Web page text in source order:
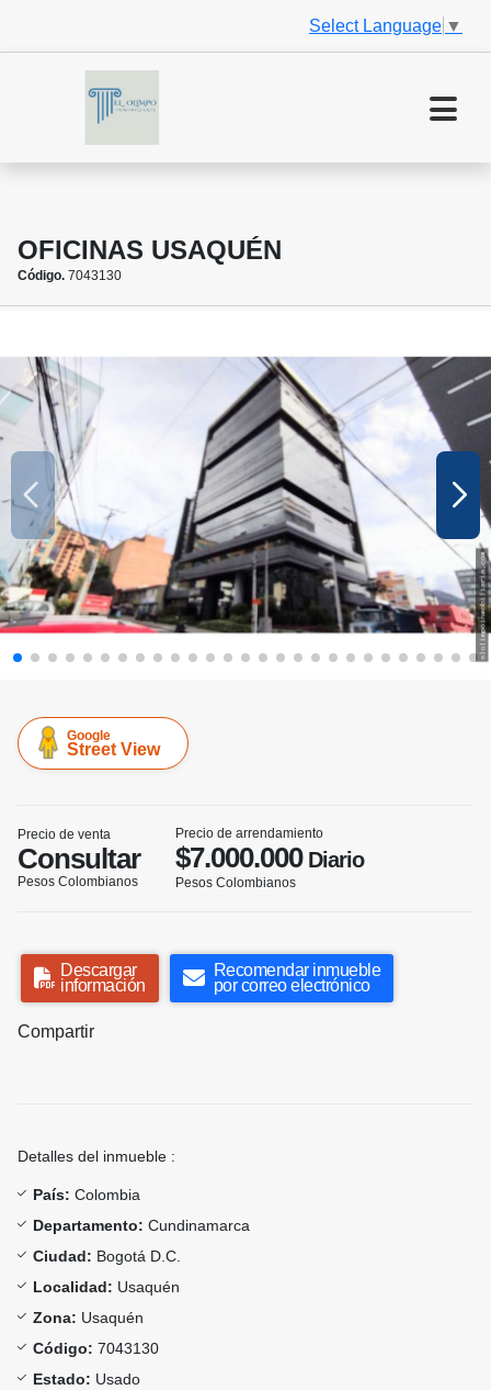
Select Language ▼
OFICINAS USAQUÉN
Código. 7043130
Google
Street View
Precio de venta
Consultar
Pesos Colombianos
Precio de arrendamiento
$7.000.000Diario
Pesos Colombianos
Descargar
información
Recomendar inmueble
por correo electrónico
Compartir
Detalles del inmueble :
País: Colombia
Departamento: Cundinamarca
Ciudad: Bogotá D.C.
Localidad: Usaquén
Zona: Usaquén
Código: 7043130
Estado: Usado